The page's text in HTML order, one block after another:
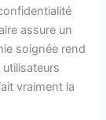
assure un
soignée rend
vraiment la